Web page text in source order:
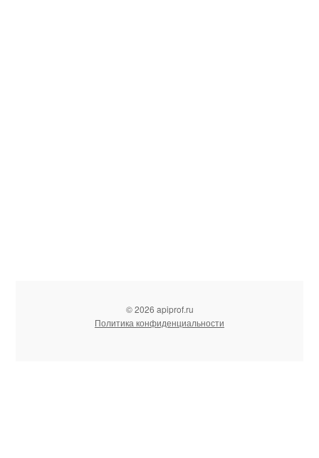
© 2026 apiprof.ru
Политика конфиденциальности